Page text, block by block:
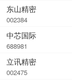
东山精密
002384
中芯国际
688981
立讯精密
002475